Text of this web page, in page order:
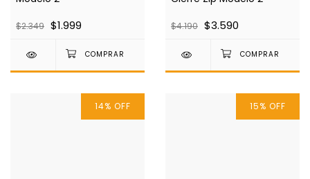
$2.349 $1.999 $4.190 $3.590
14% OFF 15% OFF